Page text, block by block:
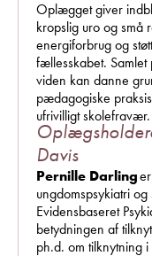
Oplægget giver
kropslig uro og små
energiforbrug og
fællesskabet.
viden kan danne
pædagogiske
ufrivilligt skolefravær.
Davis
Pernille Darling
ungdomspsykiatri
Evidensbaseret
betydningen af
ph.d. om tilknytning